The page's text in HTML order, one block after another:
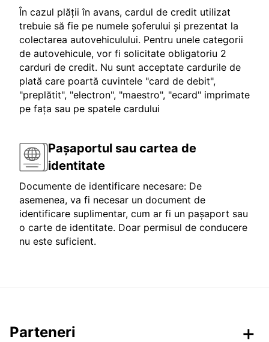
În cazul plății în avans, cardul de credit utilizat
trebuie să fie pe numele șoferului și prezentat la
colectarea autovehiculului. Pentru unele categorii
de autovehicule, vor fi solicitate obligatoriu 2
carduri de credit. Nu sunt acceptate cardurile de
plată care poartă cuvintele "card de debit",
"preplătit", "electron", "maestro", "ecard" imprimate
pe fața sau pe spatele cardului
Pașaportul sau cartea de
identitate
Documente de identificare necesare: De
asemenea, va fi necesar un document de
identificare suplimentar, cum ar fi un pașaport sau
o carte de identitate. Doar permisul de conducere
nu este suficient.
Parteneri